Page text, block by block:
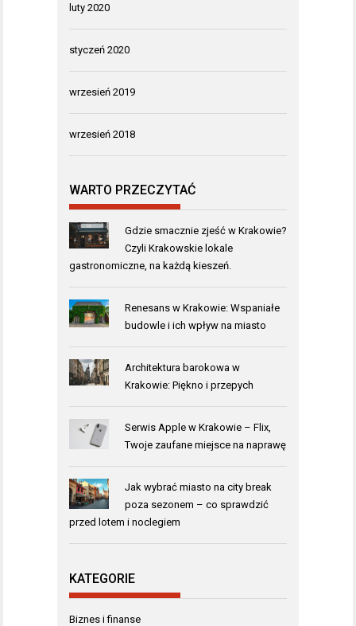
luty 2020
styczeń 2020
wrzesień 2019
wrzesień 2018
WARTO PRZECZYTAĆ
Gdzie smacznie zjeść w Krakowie?
Czyli Krakowskie lokale
gastronomiczne, na każdą kieszeń.
Renesans w Krakowie: Wspaniałe
budowle i ich wpływ na miasto
Architektura barokowa w
Krakowie: Piękno i przepych
Serwis Apple w Krakowie – Flix,
Twoje zaufane miejsce na naprawę
Jak wybrać miasto na city break
poza sezonem – co sprawdzić
przed lotem i noclegiem
KATEGORIE
Biznes i finanse